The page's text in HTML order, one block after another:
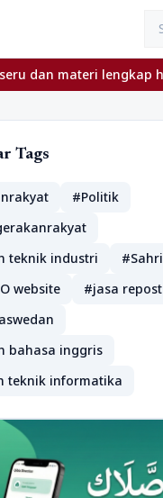
materi lengkap
Tags
#Politik
teknik industri
website
#jasa
bahasa inggris
teknik informatika